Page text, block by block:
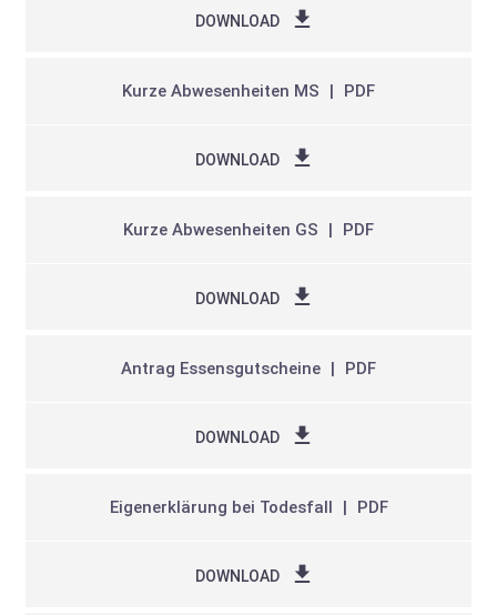
DOWNLOAD
Kurze Abwesenheiten MS PDF
DOWNLOAD
Kurze Abwesenheiten GS PDF
DOWNLOAD
Antrag Essensgutscheine PDF
DOWNLOAD
Eigenerklärung bei Todesfall PDF
DOWNLOAD